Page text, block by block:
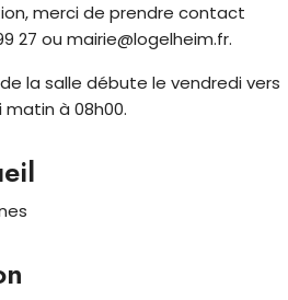
merci de prendre contact
27 ou mairie@logelheim.fr.
la salle débute le vendredi vers
matin à 08h00.